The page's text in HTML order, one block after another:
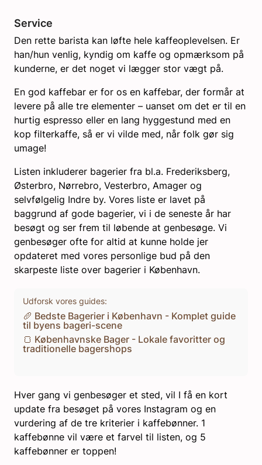
Service
Den rette barista kan løfte hele kaffeoplevelsen. Er
han/hun venlig, kyndig om kaffe og opmærksom på
kunderne, er det noget vi lægger stor vægt på.
En god kaffebar er for os en kaffebar, der formår at
levere på alle tre elementer – uanset om det er til en
hurtig espresso eller en lang hyggestund med en
kop filterkaffe, så er vi vilde med, når folk gør sig
umage!
Listen inkluderer bagerier fra bl.a. Frederiksberg,
Østerbro, Nørrebro, Vesterbro, Amager og
selvfølgelig Indre by. Vores liste er lavet på
baggrund af gode bagerier, vi i de seneste år har
besøgt og ser frem til løbende at genbesøge. Vi
genbesøger ofte for altid at kunne holde jer
opdateret med vores personlige bud på den
skarpeste liste over bagerier i København.
Udforsk vores guides:
🥖 Bedste Bagerier i København - Komplet guide
til byens bageri-scene
🍞 Københavnske Bager - Lokale favoritter og
traditionelle bagershops
Hver gang vi genbesøger et sted, vil I få en kort
update fra besøget på vores Instagram og en
vurdering af de tre kriterier i kaffebønner. 1
kaffebønne vil være et farvel til listen, og 5
kaffebønner er toppen!